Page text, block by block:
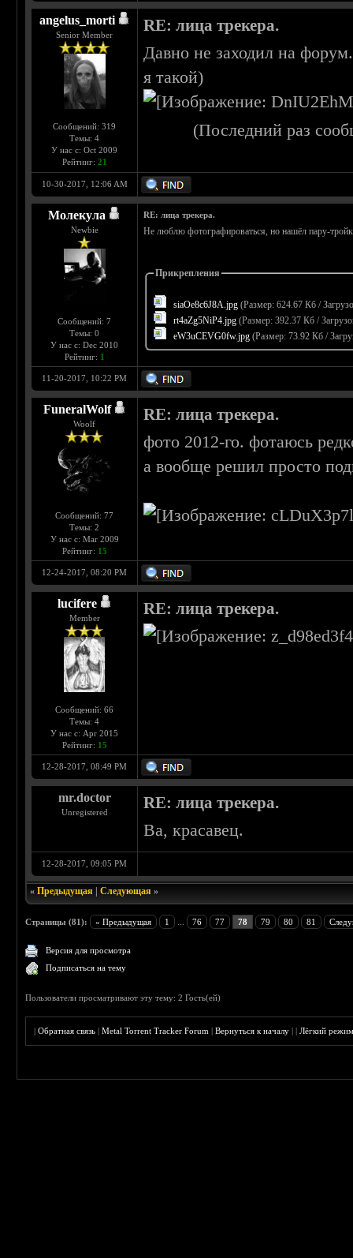
angelus_morti
Senior Member
Сообщений: 319
Темы: 4
У нас с: Oct 2009
Рейтинг: 21
RE: лица трекера.
Давно не заходил на
я такой)
(Последний раз
10-30-2017, 12:06 AM
Молекула
Newbie
Сообщений: 7
Темы: 0
У нас с: Dec 2010
Рейтинг: 1
RE: лица трекера.
Не люблю фотографироваться, но нашёл пару-
Прикрепления
siaOe8c6J8A.jpg (Размер: 624.67 Кб /
rt4aZg5NiP4.jpg (Размер: 392.37 Кб /
eW3uCEVG0fw.jpg (Размер: 73.92 Кб /
11-20-2017, 10:22 PM
FuneralWolf
Woolf
Сообщений: 77
Темы: 2
У нас с: Mar 2009
Рейтинг: 15
RE: лица трекера.
фото 2012-го. фотаюсь
а вообще решил просто
12-24-2017, 08:20 PM
lucifere
Member
Сообщений: 66
Темы: 4
У нас с: Apr 2015
Рейтинг: 15
RE: лица трекера.
12-28-2017, 08:49 PM
mr.doctor
Unregistered
RE: лица трекера.
Ва, красавец.
12-28-2017, 09:05 PM
«Предыдущая |Следующая »
Страницы (81): « Предыдущая 1 76 77 78 79 80 81
Версия для просмотра
Подписаться на тему
Пользователи просматривают эту тему: 2 Гость(ей)
|Обратная связь |Metal Torrent Tracker Forum |Вернуться к началу ||Лёгкий